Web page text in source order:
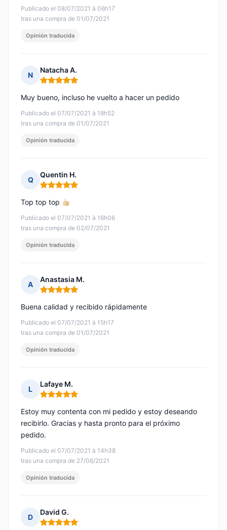
Publicado el 08/07/2021 à 06h17
tras una compra de 01/07/2021
Opinión traducida
N
Natacha A.
Nota: 5 de 5
Publicado el 07/07/2021 à 18h52
tras una compra de 01/07/2021
Muy bueno, incluso he vuelto a hacer un pedido
Opinión traducida
Q
Quentin H.
Nota: 5 de 5
Publicado el 07/07/2021 à 16h06
tras una compra de 02/07/2021
Top top top
Opinión traducida
A
Anastasia M.
Nota: 5 de 5
Publicado el 07/07/2021 à 15h17
tras una compra de 01/07/2021
Buena calidad y recibido rápidamente
Opinión traducida
L
Lafaye M.
Nota: 5 de 5
Publicado el 07/07/2021 à 14h38
tras una compra de 27/06/2021
Estoy muy contenta con mi pedido y estoy deseando
recibirlo. Gracias y hasta pronto para el próximo
pedido.
Opinión traducida
D
David G.
Nota: 5 de 5